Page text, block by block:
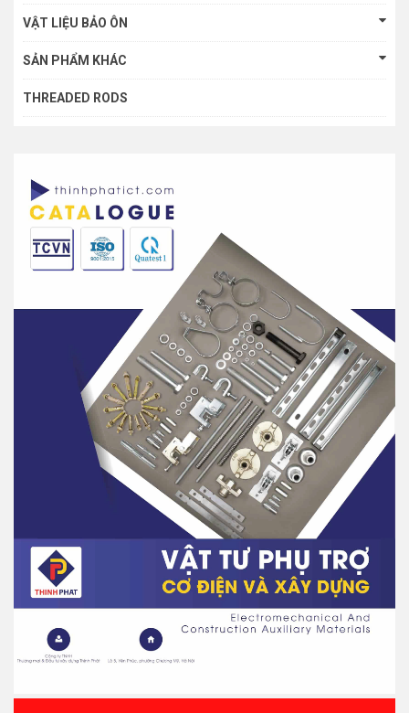
VẬT LIỆU BẢO ÔN
SẢN PHẨM KHÁC
THREADED RODS